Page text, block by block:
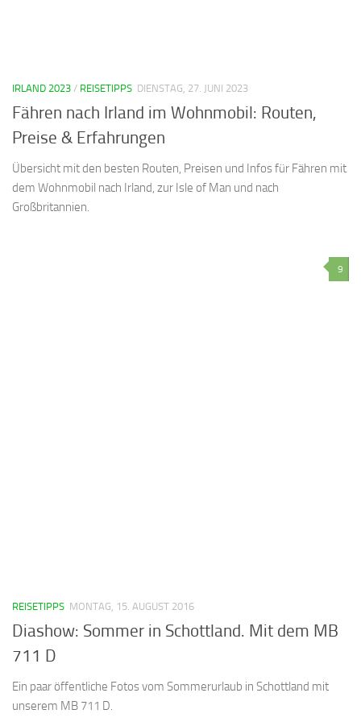
IRLAND 2023 / REISETIPPS DIENSTAG, 27. JUNI 2023
Fähren nach Irland im Wohnmobil: Routen,
Preise & Erfahrungen
Übersicht mit den besten Routen, Preisen und Infos für Fähren mit
dem Wohnmobil nach Irland, zur Isle of Man und nach
Großbritannien.
9
REISETIPPS MONTAG, 15. AUGUST 2016
Diashow: Sommer in Schottland. Mit dem MB
711 D
Ein paar öffentliche Fotos vom Sommerurlaub in Schottland mit
unserem MB 711 D.